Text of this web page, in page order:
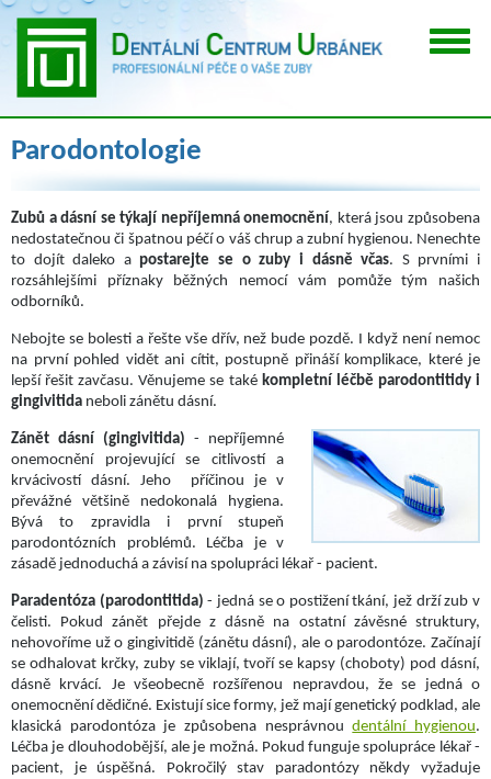
Parodontologie
Zubů a dásní se týkají nepříjemná onemocnění, která jsou způsobena
nedostatečnou či špatnou péčí o váš chrup a zubní hygienou. Nenechte
to dojít daleko a postarejte se o zuby i dásně včas. S prvními i
rozsáhlejšími příznaky běžných nemocí vám pomůže tým našich
odborníků.
Nebojte se bolesti a řešte vše dřív, než bude pozdě. I když není nemoc
na první pohled vidět ani cítit, postupně přináší komplikace, které je
lepší řešit zavčasu. Věnujeme se také kompletní léčbě parodontitidy i
gingivitida neboli zánětu dásní.
Zánět dásní (gingivitida) - nepříjemné
onemocnění projevující se citlivostí a
krvácivostí dásní. Jeho příčinou je v
převážné většině nedokonalá hygiena.
Bývá to zpravidla i první stupeň
parodontózních problémů. Léčba je v
zásadě jednoduchá a závisí na spolupráci lékař - pacient.
Paradentóza (parodontitida) - jedná se o postižení tkání, jež drží zub v
čelisti. Pokud zánět přejde z dásně na ostatní závěsné struktury,
nehovoříme už o gingivitidě (zánětu dásní), ale o parodontóze. Začínají
se odhalovat krčky, zuby se viklají, tvoří se kapsy (choboty) pod dásní,
dásně krvácí. Je všeobecně rozšířenou nepravdou, že se jedná o
onemocnění dědičné. Existují sice formy, jež mají genetický podklad, ale
klasická parodontóza je způsobena nesprávnoudentální hygienou.
Léčba je dlouhodobější, ale je možná. Pokud funguje spolupráce lékař -
pacient, je úspěšná. Pokročilý stav paradontózy někdy vyžaduje